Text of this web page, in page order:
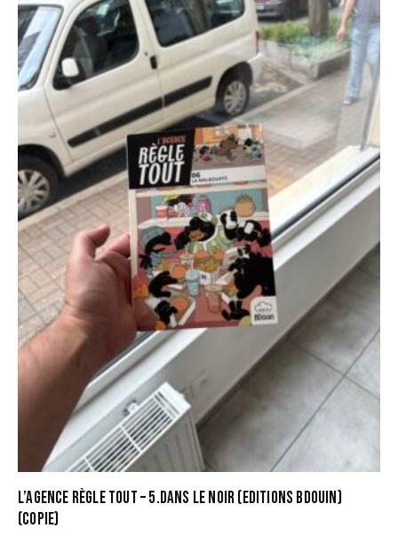
L’AGENCE RÈGLE TOUT – 5.DANS LE NOIR (EDITIONS BDOUIN)
(COPIE)